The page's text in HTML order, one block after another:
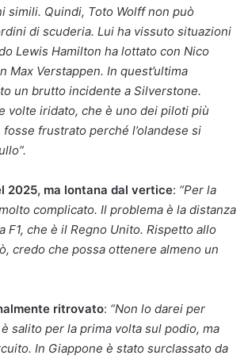
simili. Quindi, Toto Wolff non può
di scuderia. Lui ha vissuto situazioni
Lewis Hamilton ha lottato con Nico
Max Verstappen. In quest’ultima
un brutto incidente a Silverstone.
volte iridato, che è uno dei piloti più
frustrato perché l’olandese si
2025, ma lontana dal vertice: “Per la
complicato. Il problema è la distanza
F1, che è il Regno Unito. Rispetto allo
credo che possa ottenere almeno un
ritrovato: “Non lo darei per
salito per la prima volta sul podio, ma
In Giappone è stato surclassato da